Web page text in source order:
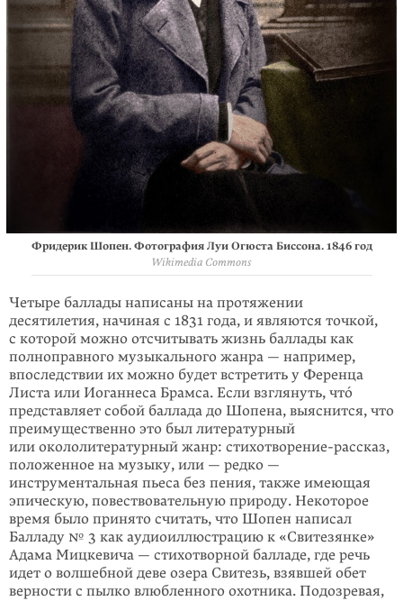
Фридерик Шопен. Фотография Луи Огюста Биссона. 1846 год
Wikimedia Commons
Четыре баллады написаны на протяжении
десятилетия, начиная с 1831 года, и являются точкой,
с которой можно отсчитывать жизнь баллады как
полно­правного музыкального жанра — например,
впоследствии их можно будет встретить у Ференца
Листа или Иоганнеса Брамса. Если взглянуть, чтó
пред­ставляет собой баллада до Шопена, выяснится, что
преимущественно это был литературный
или окололитературный жанр: стихотворение-рассказ,
поло­женное на музыку, или — редко —
инструментальная пьеса без пения, также имеющая
эпическую, повествовательную природу. Некоторое
время было принято считать, что Шопен написал
Балладу № 3 как аудиоиллюстрацию к «Свитезянке»
Адама Мицкевича — стихотворной балладе, где речь
идет о волшебной деве озера Свитезь, взявшей обет
верности с пылко влюбленного охотника. Подозревая,